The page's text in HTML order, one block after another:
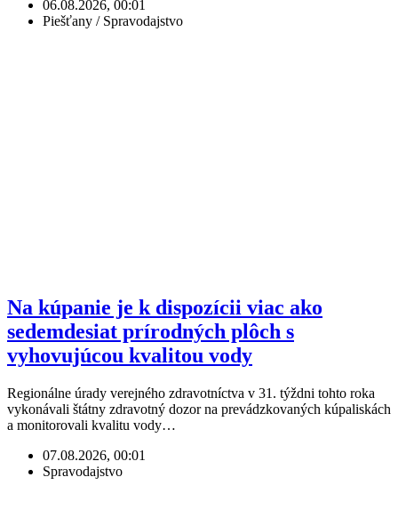
06.08.2026, 00:01
Piešťany / Spravodajstvo
Na kúpanie je k dispozícii viac ako
sedemdesiat prírodných plôch s
vyhovujúcou kvalitou vody
Regionálne úrady verejného zdravotníctva v 31. týždni tohto roka
vykonávali štátny zdravotný dozor na prevádzkovaných kúpaliskách
a monitorovali kvalitu vody…
07.08.2026, 00:01
Spravodajstvo